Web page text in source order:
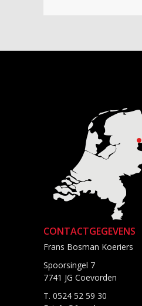
CONTACTGEGEVENS
Frans Bosman Koeriers
Spoorsingel 7
7741 JG Coevorden
T. 0524 52 59 30